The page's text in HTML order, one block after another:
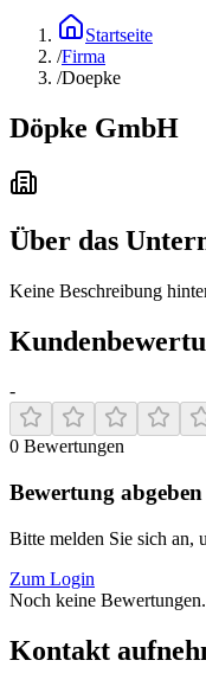
Startseite
/Firma
/Doepke
Döpke GmbH
Über das
Keine Beschreibung
-
0 Bewertungen
Bewertung abgeben
Bitte melden Sie sich an,
Zum Login
Noch keine
Kontakt